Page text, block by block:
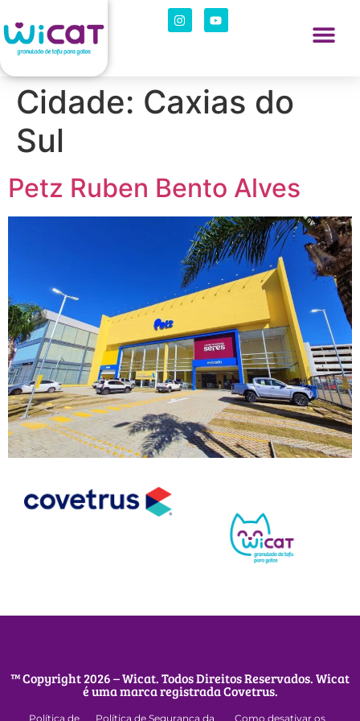
Cidade: Caxias do
Sul
Petz Ruben Bento Alves
™ Copyright 2026 – Wicat. Todos Direitos Reservados. Wicat
é uma marca registrada Covetrus.
Política de Política de Segurança da Como desativar os